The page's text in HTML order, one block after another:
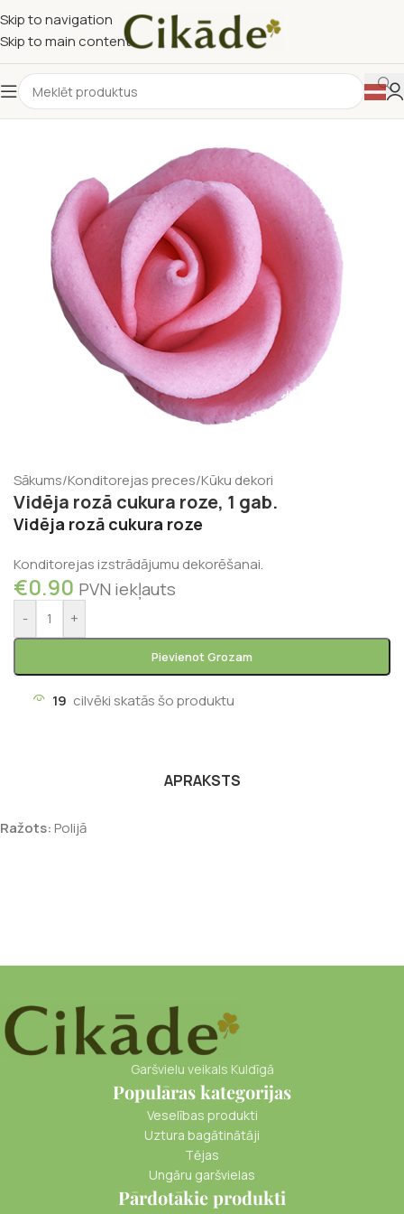
Skip to navigation
Skip to main content
Sākums/Konditorejas preces/Kūku dekori
Vidēja rozā cukura roze, 1 gab.
Vidēja rozā cukura roze
Konditorejas izstrādājumu dekorēšanai.
€0.90 PVN iekļauts
- +
Pievienot Grozam
19 cilvēki skatās šo produktu
APRAKSTS
Ražots:Polijā
Garšvielu veikals Kuldīgā
Populāras kategorijas
Veselības produkti
Uztura bagātinātāji
Tējas
Ungāru garšvielas
Pārdotākie produkti